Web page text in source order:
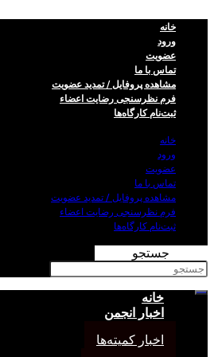
خانه
ورود
عضویت
تماس با ما
مشاهده پروفایل / تمدید عضویت
فرم نظر‌سنجی رضایت اعضاء
ثبت‌نام کارگاه‌ها
خانه
ورود
عضویت
تماس با ما
مشاهده پروفایل / تمدید عضویت
فرم نظر‌سنجی رضایت اعضاء
ثبت‌نام کارگاه‌ها
جستجو
خانه
اخبار انجمن
اخبار کمیته‌ها